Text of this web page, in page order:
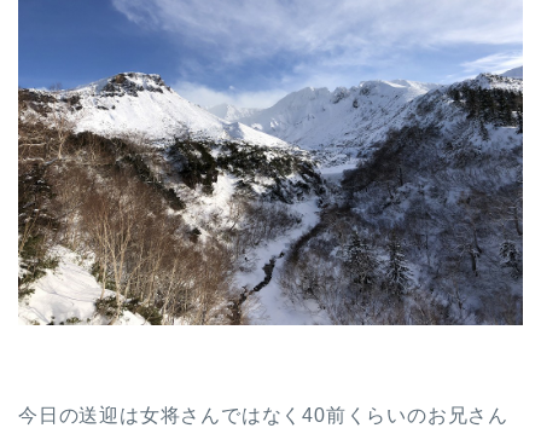
今日の送迎は女将さんではなく40前くらいのお兄さん